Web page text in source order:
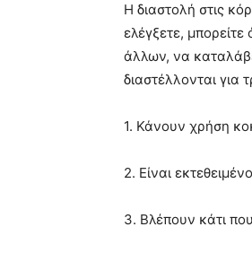
Η διαστολή στις
ελέγξετε,
άλλων, να
διαστέλλονται για
1. Κάνουν χρήση
2. Είναι
3. Βλέπουν κάτι